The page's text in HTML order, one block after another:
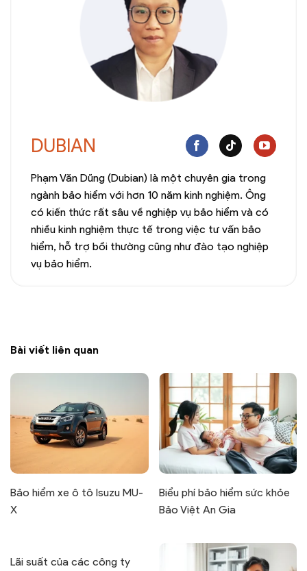
DUBIAN
Phạm Văn Dũng (Dubian) là một chuyên gia trong
ngành bảo hiểm với hơn 10 năm kinh nghiệm. Ông
có kiến thức rất sâu về nghiệp vụ bảo hiểm và có
nhiều kinh nghiệm thực tế trong việc tư vấn bảo
hiểm, hỗ trợ bồi thường cũng như đào tạo nghiệp
vụ bảo hiểm.
Bài viết liên quan
Bảo hiểm xe ô tô Isuzu MU-
X
Biểu phí bảo hiểm sức khỏe
Bảo Việt An Gia
Lãi suất của các công ty